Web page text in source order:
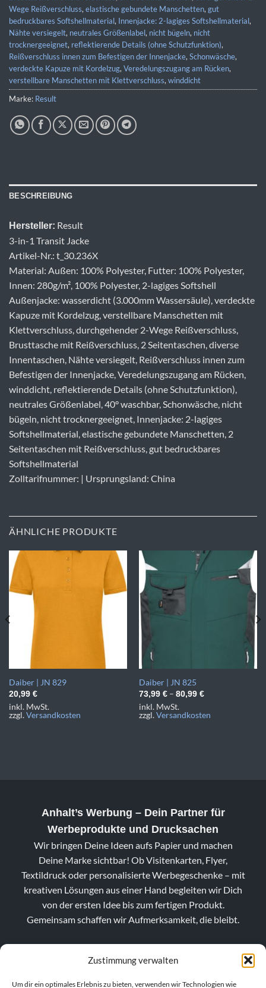
Zustimmung verwalten
Um dir ein optimales Erlebnis zu bieten, verwenden wir Technologien wie
Wege Reißverschluss, elastische gebundete Manschetten, gut
bedruckbares Softshellmaterial, Innenjacke: 2-lagiges Softshellmaterial,
Nähte versiegelt, neutrales Größenlabel, nicht bügeln, nicht
trocknergeeignet, reflektierende Details (ohne Schutzfunktion),
Reißverschluss innen zum Befestigen der Innenjacke, Schonwäsche,
verdeckte Kapuze mit Kordelzug, Veredelungszugang am Rücken,
verstellbare Manschetten mit Klettverschluss, winddicht
Marke: Result
BESCHREIBUNG
Hersteller: Result
3-in-1 Transit Jacke
Artikel-Nr.: t_30.236X
Material: Außen: 100% Polyester, Futter: 100% Polyester,
Innen: 280g/m², 100% Polyester, 2-lagiges Softshell
Außenjacke: wasserdicht (3.000mm Wassersäule), verdeckte
Kapuze mit Kordelzug, verstellbare Manschetten mit
Klettverschluss, durchgehender 2-Wege Reißverschluss,
Brusttasche mit Reißverschluss, 2 Seitentaschen, diverse
Innentaschen, Nähte versiegelt, Reißverschluss innen zum
Befestigen der Innenjacke, Veredelungszugang am Rücken,
winddicht, reflektierende Details (ohne Schutzfunktion),
neutrales Größenlabel, 40° waschbar, Schonwäsche, nicht
bügeln, nicht trocknergeeignet, Innenjacke: 2-lagiges
Softshellmaterial, elastische gebundete Manschetten, 2
Seitentaschen mit Reißverschluss, gut bedruckbares
Softshellmaterial
Zolltarifnummer: | Ursprungsland: China
ÄHNLICHE PRODUKTE
Daiber | JN 829
20,99 €
inkl. MwSt.
zzgl.Versandkosten
Daiber | JN 825
73,99 €– 80,99 €
inkl. MwSt.
zzgl.Versandkosten
Anhalt’s Werbung – Dein Partner für
Werbeprodukte und Drucksachen
Wir bringen Deine Ideen aufs Papier und machen
Deine Marke sichtbar! Ob Visitenkarten, Flyer,
Textildruck oder personalisierte Werbegeschenke – mit
kreativen Lösungen aus einer Hand begleiten wir Dich
von der ersten Idee bis zum fertigen Produkt.
Gemeinsam schaffen wir Aufmerksamkeit, die bleibt.